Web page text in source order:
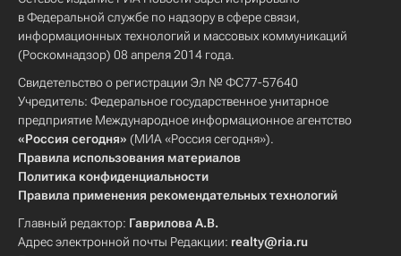
в Федеральной службе по надзору в сфере связи,
информационных технологий и массовых коммуникаций
(Роскомнадзор) 08 апреля 2014 года.
Свидетельство о регистрации Эл № ФС77-57640
Учредитель: Федеральное государственное унитарное
предприятие Международное информационное агентство
«Россия сегодня» (МИА «Россия сегодня»).
Правила использования материалов
Политика конфиденциальности
Правила применения рекомендательных технологий
Главный редактор: Гаврилова А.В.
Адрес электронной почты Редакции: realty@ria.ru